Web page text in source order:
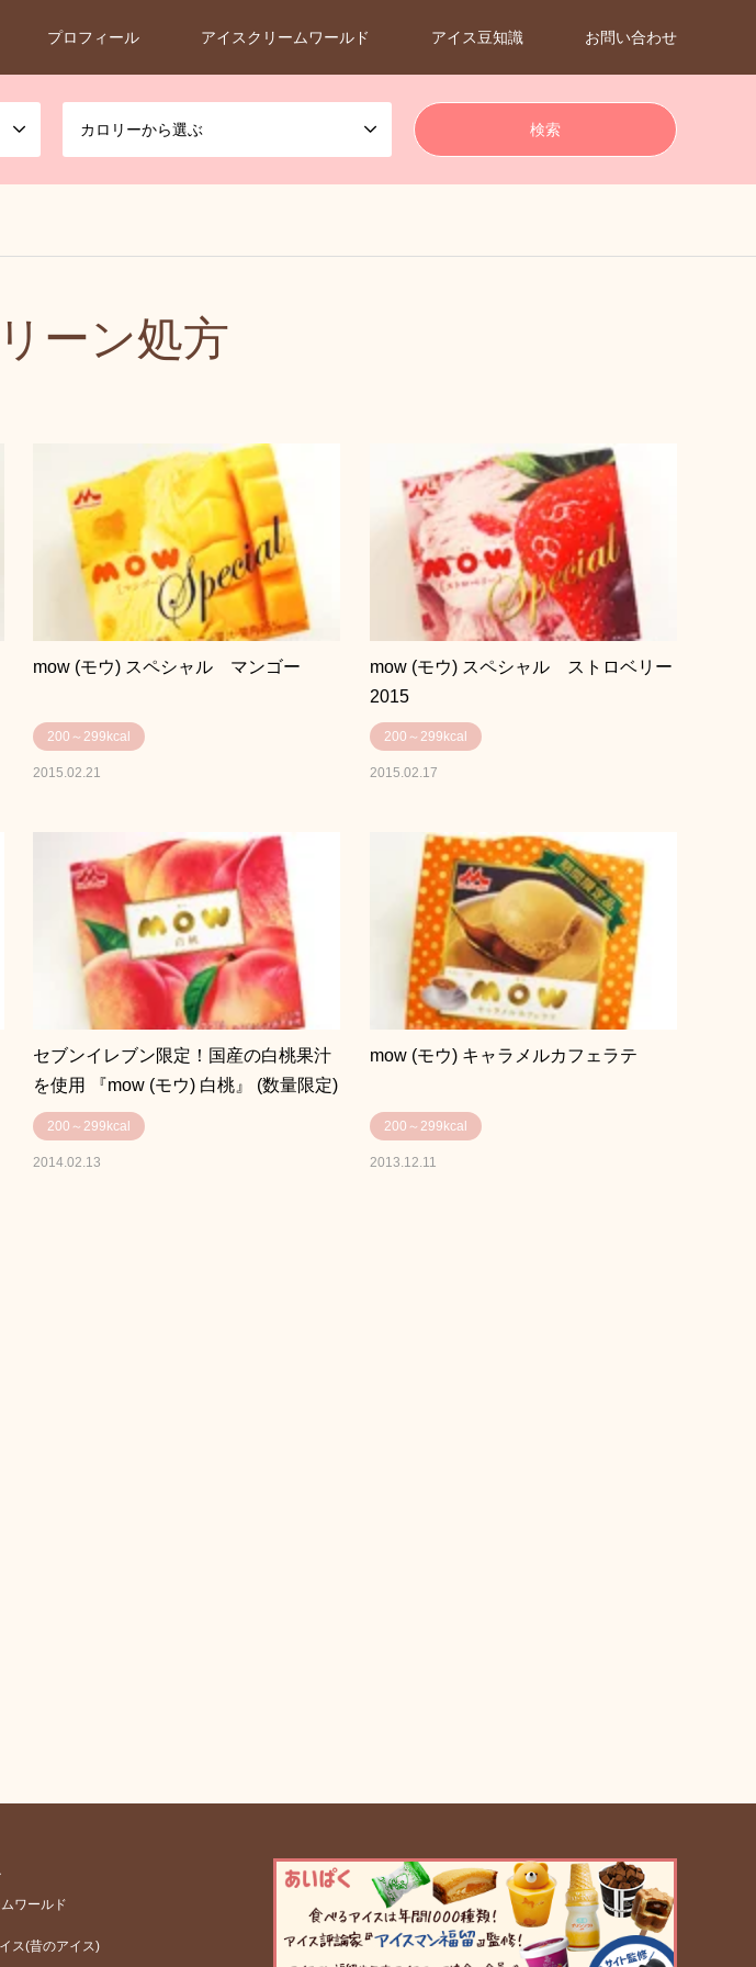
プロフィール アイスクリームワールド アイス豆知識 お問い合わせ
カロリーから選ぶ
ーン処方
mow (モウ) スペシャル マンゴー
200～299kcal
2015.02.21
mow (モウ) スペシャル ストロベリー
2015
200～299kcal
2015.02.17
セブンイレブン限定！国産の白桃果汁
を使用 『mow (モウ) 白桃』 (数量限定)
200～299kcal
2014.02.13
mow (モウ) キャラメルカフェラテ
200～299kcal
2013.12.11
ワールド
ス(昔のアイス)